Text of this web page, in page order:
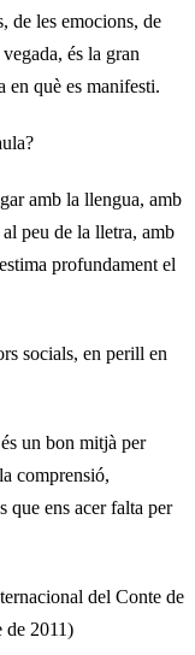
de les emocions, de
és la gran
en què es manifesti.
amb la llengua, amb
al peu de la lletra, amb
profundament el
socials, en perill en
un bon mitjà per
comprensió,
ens acer falta per
del Conte de
de 2011)